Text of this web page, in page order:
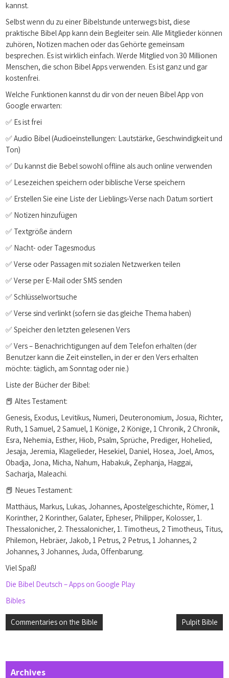
kannst.
Selbst wenn du zu einer Bibelstunde unterwegs bist, diese
praktische Bibel App kann dein Begleiter sein. Alle Mitglieder können
zuhören, Notizen machen oder das Gehörte gemeinsam
besprechen. Es ist wirklich einfach. Werde Mitglied von 30 Millionen
Menschen, die schon Bibel Apps verwenden. Es ist ganz und gar
kostenfrei.
Welche Funktionen kannst du dir von der neuen Bibel App von
Google erwarten:
✅ Es ist frei
✅ Audio Bibel (Audioeinstellungen: Lautstärke, Geschwindigkeit und
Ton)
✅ Du kannst die Bebel sowohl offline als auch online verwenden
✅ Lesezeichen speichern oder biblische Verse speichern
✅ Erstellen Sie eine Liste der Lieblings-Verse nach Datum sortiert
✅ Notizen hinzufügen
✅ Textgröße ändern
✅ Nacht- oder Tagesmodus
✅ Verse oder Passagen mit sozialen Netzwerken teilen
✅ Verse per E-Mail oder SMS senden
✅ Schlüsselwortsuche
✅ Verse sind verlinkt (sofern sie das gleiche Thema haben)
✅ Speicher den letzten gelesenen Vers
✅ Vers – Benachrichtigungen auf dem Telefon erhalten (der
Benutzer kann die Zeit einstellen, in der er den Vers erhalten
möchte: täglich, am Sonntag oder nie.)
Liste der Bücher der Bibel:
📕 Altes Testament:
Genesis, Exodus, Levitikus, Numeri, Deuteronomium, Josua, Richter,
Ruth, 1 Samuel, 2 Samuel, 1 Könige, 2 Könige, 1 Chronik, 2 Chronik,
Esra, Nehemia, Esther, Hiob, Psalm, Sprüche, Prediger, Hohelied,
Jesaja, Jeremia, Klagelieder, Hesekiel, Daniel, Hosea, Joel, Amos,
Obadja, Jona, Micha, Nahum, Habakuk, Zephanja, Haggai,
Sacharja, Maleachi.
📕 Neues Testament:
Matthäus, Markus, Lukas, Johannes, Apostelgeschichte, Römer, 1
Korinther, 2 Korinther, Galater, Epheser, Philipper, Kolosser, 1.
Thessalonicher, 2. Thessalonicher, 1. Timotheus, 2 Timotheus, Titus,
Philemon, Hebräer, Jakob, 1 Petrus, 2 Petrus, 1 Johannes, 2
Johannes, 3 Johannes, Juda, Offenbarung.
Viel Spaß!
Die Bibel Deutsch – Apps on Google Play
Bibles
Post
Commentaries on the Bible Pulpit Bible
Archives